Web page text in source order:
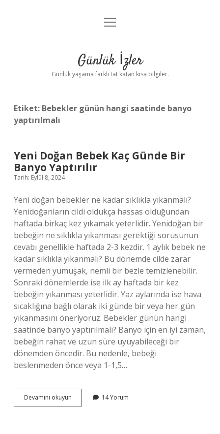
Anasayfa
Yasal Uyarı
menüyü
Günlük İzler
Günlük yaşama farklı tat katan kısa bilgiler.
Etiket: Bebekler günün hangi saatinde banyo
yaptırılmalı
Yeni Doğan Bebek Kaç Günde Bir
Banyo Yaptırılır
Tarih: Eylül 8, 2024
Yeni doğan bebekler ne kadar sıklıkla yıkanmalı?
Yenidoğanların cildi oldukça hassas olduğundan
haftada birkaç kez yıkamak yeterlidir. Yenidoğan bir
bebeğin ne sıklıkla yıkanması gerektiği sorusunun
cevabı genellikle haftada 2-3 kezdir. 1 aylık bebek ne
kadar sıklıkla yıkanmalı? Bu dönemde cilde zarar
vermeden yumuşak, nemli bir bezle temizlenebilir.
Sonraki dönemlerde ise ilk ay haftada bir kez
bebeğin yıkanması yeterlidir. Yaz aylarında ise hava
sıcaklığına bağlı olarak iki günde bir veya her gün
yıkanmasını öneriyoruz. Bebekler günün hangi
saatinde banyo yaptırılmalı? Banyo için en iyi zaman,
bebeğin rahat ve uzun süre uyuyabileceği bir
dönemden öncedir. Bu nedenle, bebeği
beslenmeden önce veya 1-1,5…
Devamını okuyun
Doğan
14 Yorum